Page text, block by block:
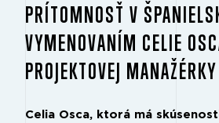
PRÍTOMNOSŤ V
VYMENOVANÍM CELIE
PROJEKTOVEJ MANAŽÉRKY
Celia Osca, ktorá má